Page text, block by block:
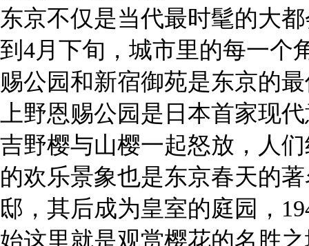
东京不仅是当代最时髦的大
到4月下旬，城市里的每一个
赐公园和新宿御苑是东京的
上野恩赐公园是日本首家现
吉野樱与山樱一起怒放，人
的欢乐景象也是东京春天的
邸，其后成为皇室的庭园，
始这里就是观赏樱花的名胜